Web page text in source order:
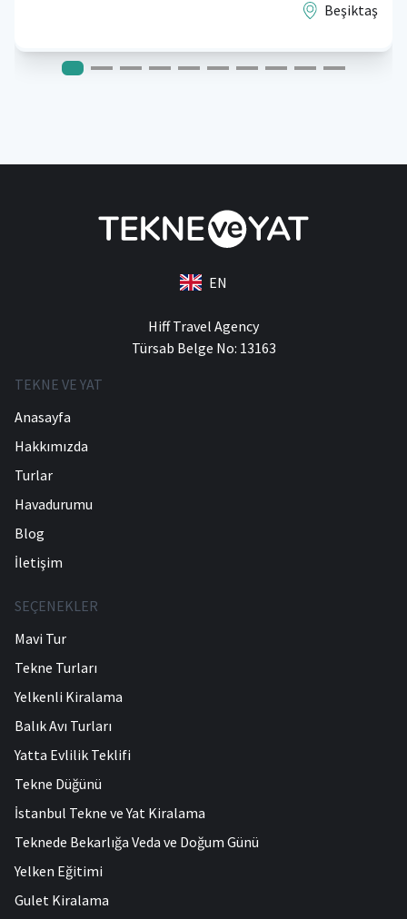
Beşiktaş
EN
Hiff Travel Agency
Türsab Belge No: 13163
TEKNE VE YAT
Anasayfa
Hakkımızda
Turlar
Havadurumu
Blog
İletişim
SEÇENEKLER
Mavi Tur
Tekne Turları
Yelkenli Kiralama
Balık Avı Turları
Yatta Evlilik Teklifi
Tekne Düğünü
İstanbul Tekne ve Yat Kiralama
Teknede Bekarlığa Veda ve Doğum Günü
Yelken Eğitimi
Gulet Kiralama